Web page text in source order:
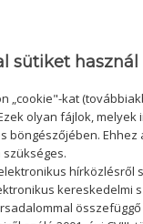
sütiket használ
„cookie"-kat
olyan fájlok, melyek
böngészőjében. Ehhez
hírközlésről
kereskedelmi